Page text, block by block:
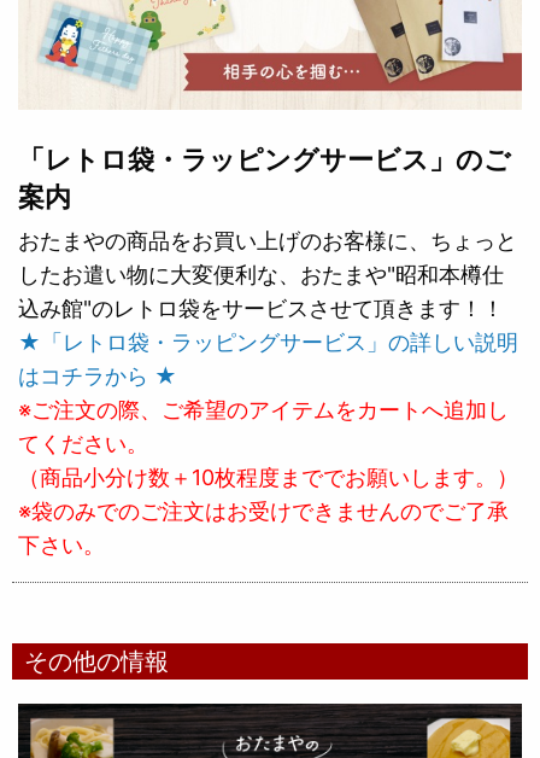
「レトロ袋・ラッピングサービス」のご
案内
おたまやの商品をお買い上げのお客様に、ちょっと
したお遣い物に大変便利な、おたまや"昭和本樽仕
込み館"のレトロ袋をサービスさせて頂きます！！
★「レトロ袋・ラッピングサービス」の詳しい説明
はコチラから ★
※ご注文の際、ご希望のアイテムをカートへ追加し
てください。
（商品小分け数＋10枚程度まででお願いします。）
※袋のみでのご注文はお受けできませんのでご了承
下さい。
その他の情報